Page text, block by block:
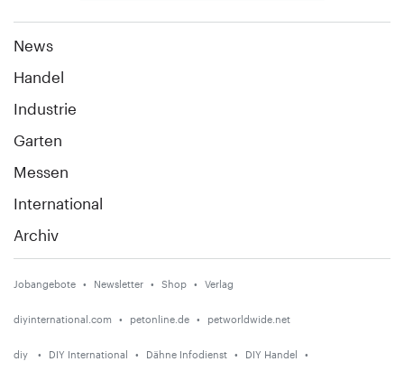
News
Handel
Industrie
Garten
Messen
International
Archiv
Jobangebote Newsletter Shop Verlag
diyinternational.com petonline.de petworldwide.net
diy DIY International Dähne Infodienst
DIY Handel